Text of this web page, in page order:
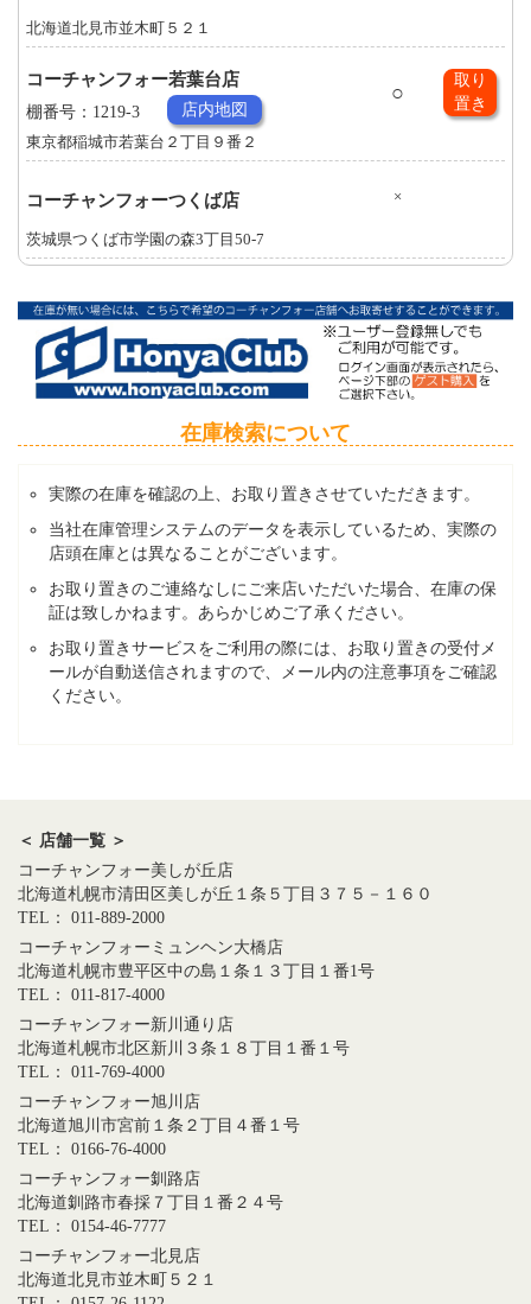
北海道北見市並木町５２１
コーチャンフォー若葉台店
○
取り
置き
棚番号：1219-3 店内地図
東京都稲城市若葉台２丁目９番２
コーチャンフォーつくば店 ×
茨城県つくば市学園の森3丁目50-7
在庫検索について
実際の在庫を確認の上、お取り置きさせていただきます。
当社在庫管理システムのデータを表示しているため、実際の
店頭在庫とは異なることがございます。
お取り置きのご連絡なしにご来店いただいた場合、在庫の保
証は致しかねます。あらかじめご了承ください。
お取り置きサービスをご利用の際には、お取り置きの受付メ
ールが自動送信されますので、メール内の注意事項をご確認
ください。
＜ 店舗一覧 ＞
コーチャンフォー美しが丘店
北海道札幌市清田区美しが丘１条５丁目３７５－１６０
TEL： 011-889-2000
コーチャンフォーミュンヘン大橋店
北海道札幌市豊平区中の島１条１３丁目１番1号
TEL： 011-817-4000
コーチャンフォー新川通り店
北海道札幌市北区新川３条１８丁目１番１号
TEL： 011-769-4000
コーチャンフォー旭川店
北海道旭川市宮前１条２丁目４番１号
TEL： 0166-76-4000
コーチャンフォー釧路店
北海道釧路市春採７丁目１番２４号
TEL： 0154-46-7777
コーチャンフォー北見店
北海道北見市並木町５２１